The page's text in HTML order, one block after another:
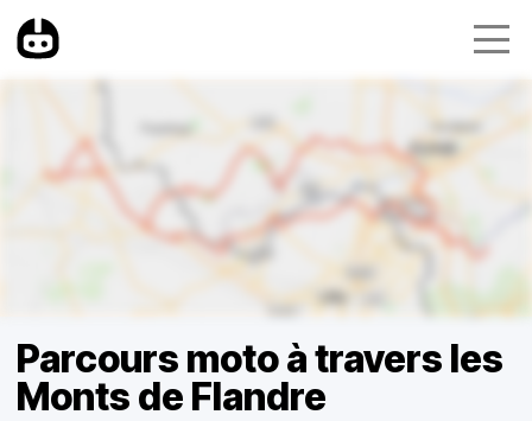
Parcours moto à travers les
Monts de Flandre